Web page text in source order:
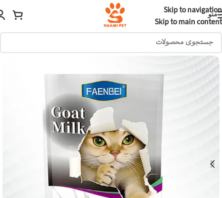
Skip to navigation
Skip to main content
منو